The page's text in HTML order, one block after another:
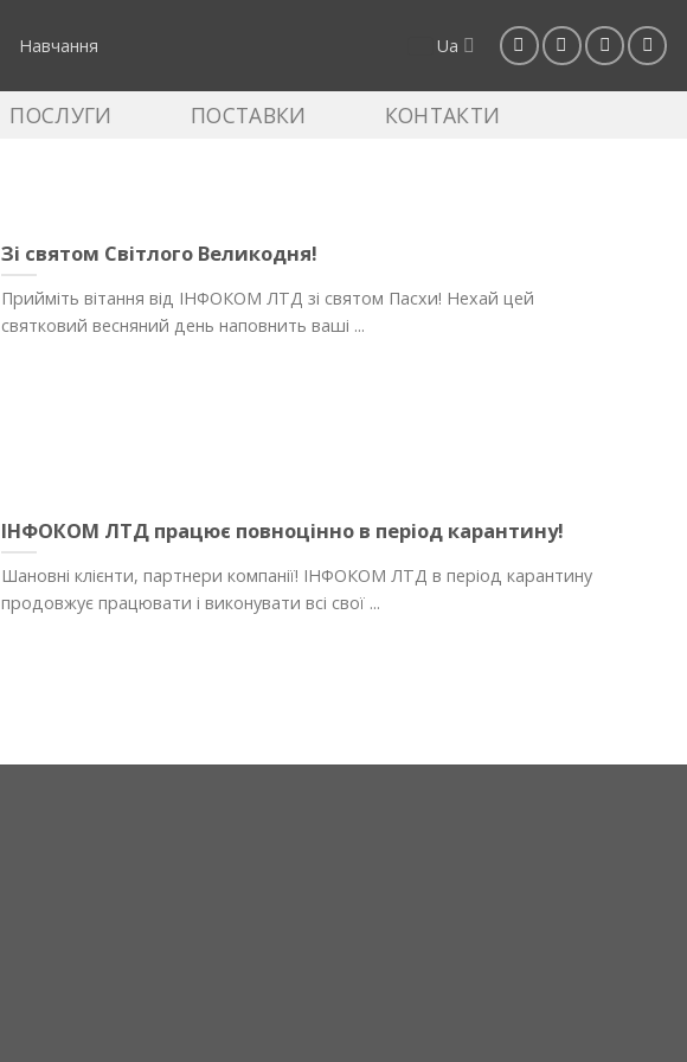
Навчання Ua
ПОСЛУГИ ПОСТАВКИ КОНТАКТИ
Зі святом Світлого Великодня!
Прийміть вітання від ІНФОКОМ ЛТД зі святом Пасхи! Нехай цей
святковий весняний день наповнить ваші ...
ІНФОКОМ ЛТД працює повноцінно в період карантину!
Шановні клієнти, партнери компанії! ІНФОКОМ ЛТД в період карантину
продовжує працювати і виконувати всі свої ...